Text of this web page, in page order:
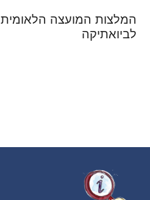
המלצות המועצה הלאומית
לביואתיקה
Footer